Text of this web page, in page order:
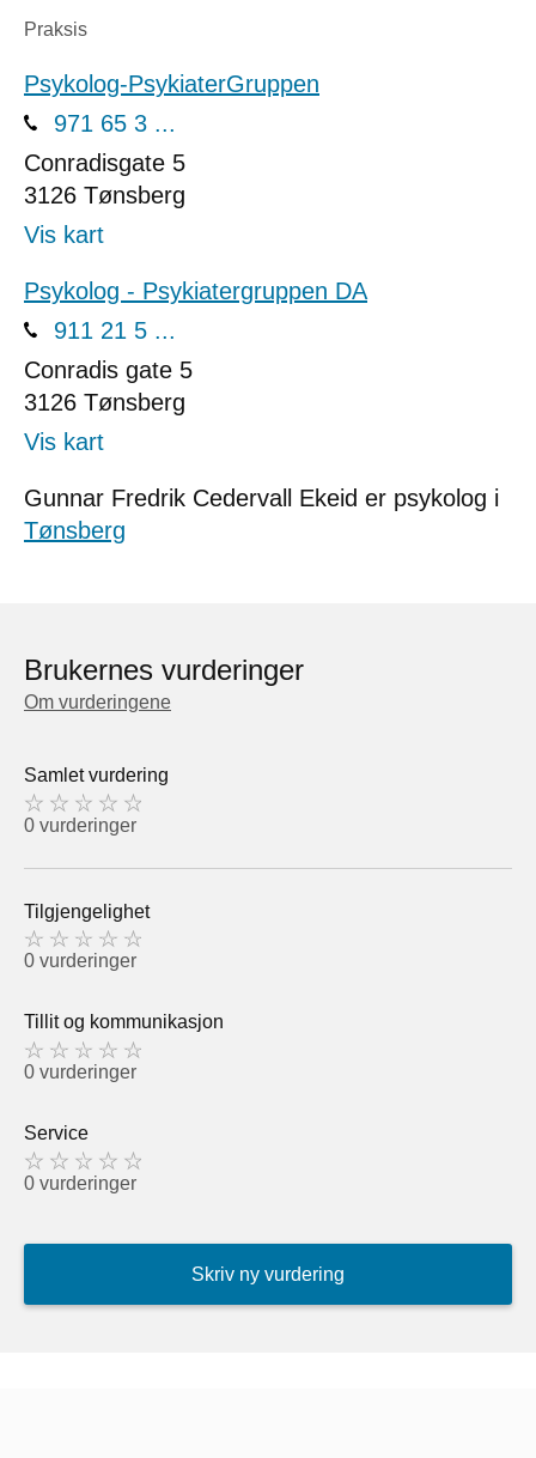
Praksis
Psykolog-PsykiaterGruppen
971 65 3 ...
Conradisgate 5
3126 Tønsberg
Vis kart
Psykolog - Psykiatergruppen DA
911 21 5 ...
Conradis gate 5
3126 Tønsberg
Vis kart
Gunnar Fredrik Cedervall Ekeid er psykolog i
Tønsberg
Brukernes vurderinger
Om vurderingene
Samlet vurdering
0 vurderinger
Tilgjengelighet
0 vurderinger
Tillit og kommunikasjon
0 vurderinger
Service
0 vurderinger
Skriv ny vurdering